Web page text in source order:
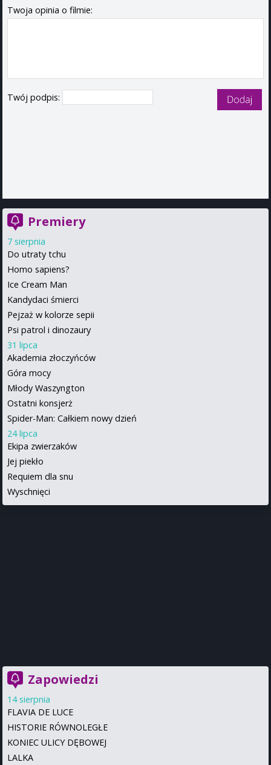
Twoja opinia o filmie:
Twój podpis:
Premiery
7 sierpnia
Do utraty tchu
Homo sapiens?
Ice Cream Man
Kandydaci śmierci
Pejzaż w kolorze sepii
Psi patrol i dinozaury
31 lipca
Akademia złoczyńców
Góra mocy
Młody Waszyngton
Ostatni konsjerż
Spider-Man: Całkiem nowy dzień
24 lipca
Ekipa zwierzaków
Jej piekło
Requiem dla snu
Wyschnięci
Zapowiedzi
14 sierpnia
FLAVIA DE LUCE
HISTORIE RÓWNOLEGŁE
KONIEC ULICY DĘBOWEJ
LALKA